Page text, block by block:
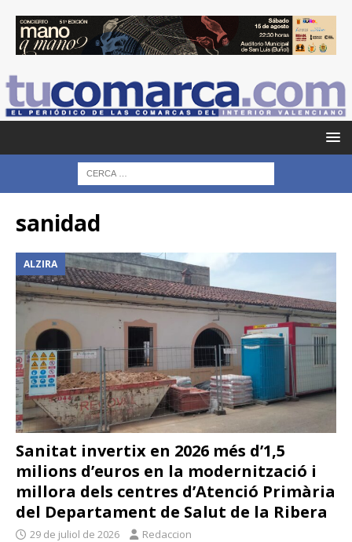
sanidad
ALZIRA
Sanitat invertix en 2026 més d’1,5
milions d’euros en la modernització i
millora dels centres d’Atenció Primària
del Departament de Salut de la Ribera
29 de juliol de 2026 Redaccion